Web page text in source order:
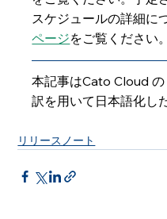
スケジュールの詳細に
ページをご覧ください。
本記事はCato Cloud
訳を用いて日本語化し
リリースノート